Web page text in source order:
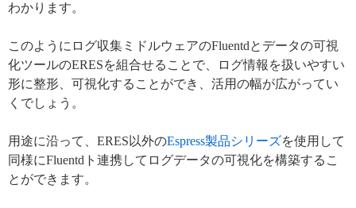
わかります。
このようにログ収集ミドルウェアのFluentdとデータの可視
化ツールのERESを組合せることで、ログ情報を扱いやすい
形に整形、可視化することができ、活用の幅が広がってい
くでしょう。
用途に沿って、ERES以外のEspress製品シリーズを使用して
同様にFluentdト連携してログデータの可視化を構築するこ
とができます。